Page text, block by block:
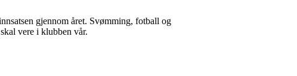
gjennom året. Svømming, fotball og
vere i klubben vår.